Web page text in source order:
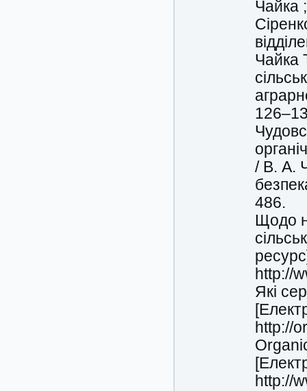
Чайка
Чайка
/ В. А.
486.
Щодо
http://
Які
http://
[
http://